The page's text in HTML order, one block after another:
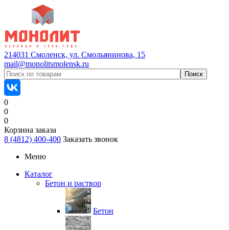
214031 Смоленск, ул. Смольянинова, 15
mail@monolitsmolensk.ru
0
0
0
Корзина заказа
8 (4812) 400-400 Заказать звонок
Меню
Каталог
Бетон и раствор
Бетон